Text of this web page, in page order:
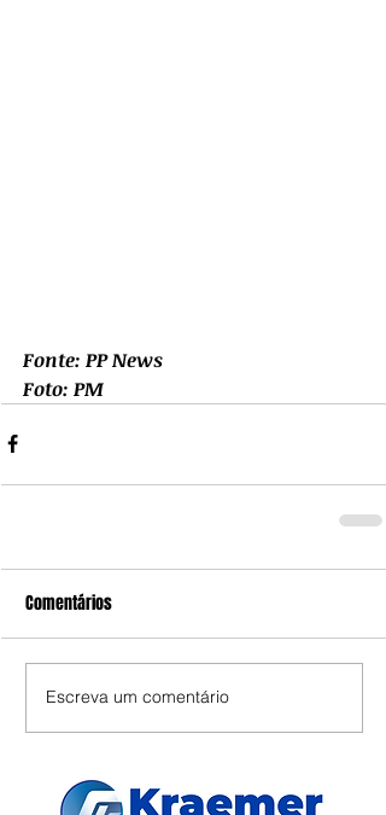
Fonte: PP News
Foto: PM
Comentários
Escreva um comentário